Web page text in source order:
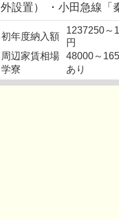
外設置） ・小田急線「
初年度納入額
1237250～
円
周辺家賃相場
48000～
学寮
あり